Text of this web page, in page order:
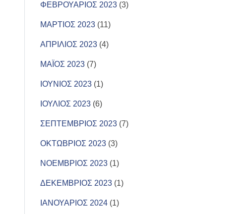
ΦΕΒΡΟΥΑΡΙΟΣ 2023 (3)
ΜΑΡΤΙΟΣ 2023 (11)
ΑΠΡΙΛΙΟΣ 2023 (4)
ΜΑΪΟΣ 2023 (7)
ΙΟΥΝΙΟΣ 2023 (1)
ΙΟΥΛΙΟΣ 2023 (6)
ΣΕΠΤΕΜΒΡΙΟΣ 2023 (7)
ΟΚΤΩΒΡΙΟΣ 2023 (3)
ΝΟΕΜΒΡΙΟΣ 2023 (1)
ΔΕΚΕΜΒΡΙΟΣ 2023 (1)
ΙΑΝΟΥΑΡΙΟΣ 2024 (1)